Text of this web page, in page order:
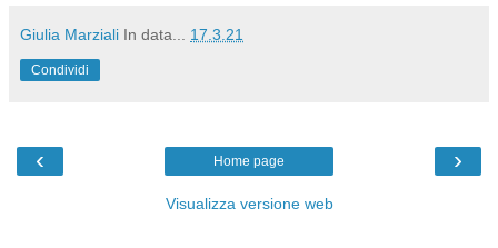
Giulia Marziali In data... 17.3.21
Condividi
‹ ›
Home page
Visualizza versione web